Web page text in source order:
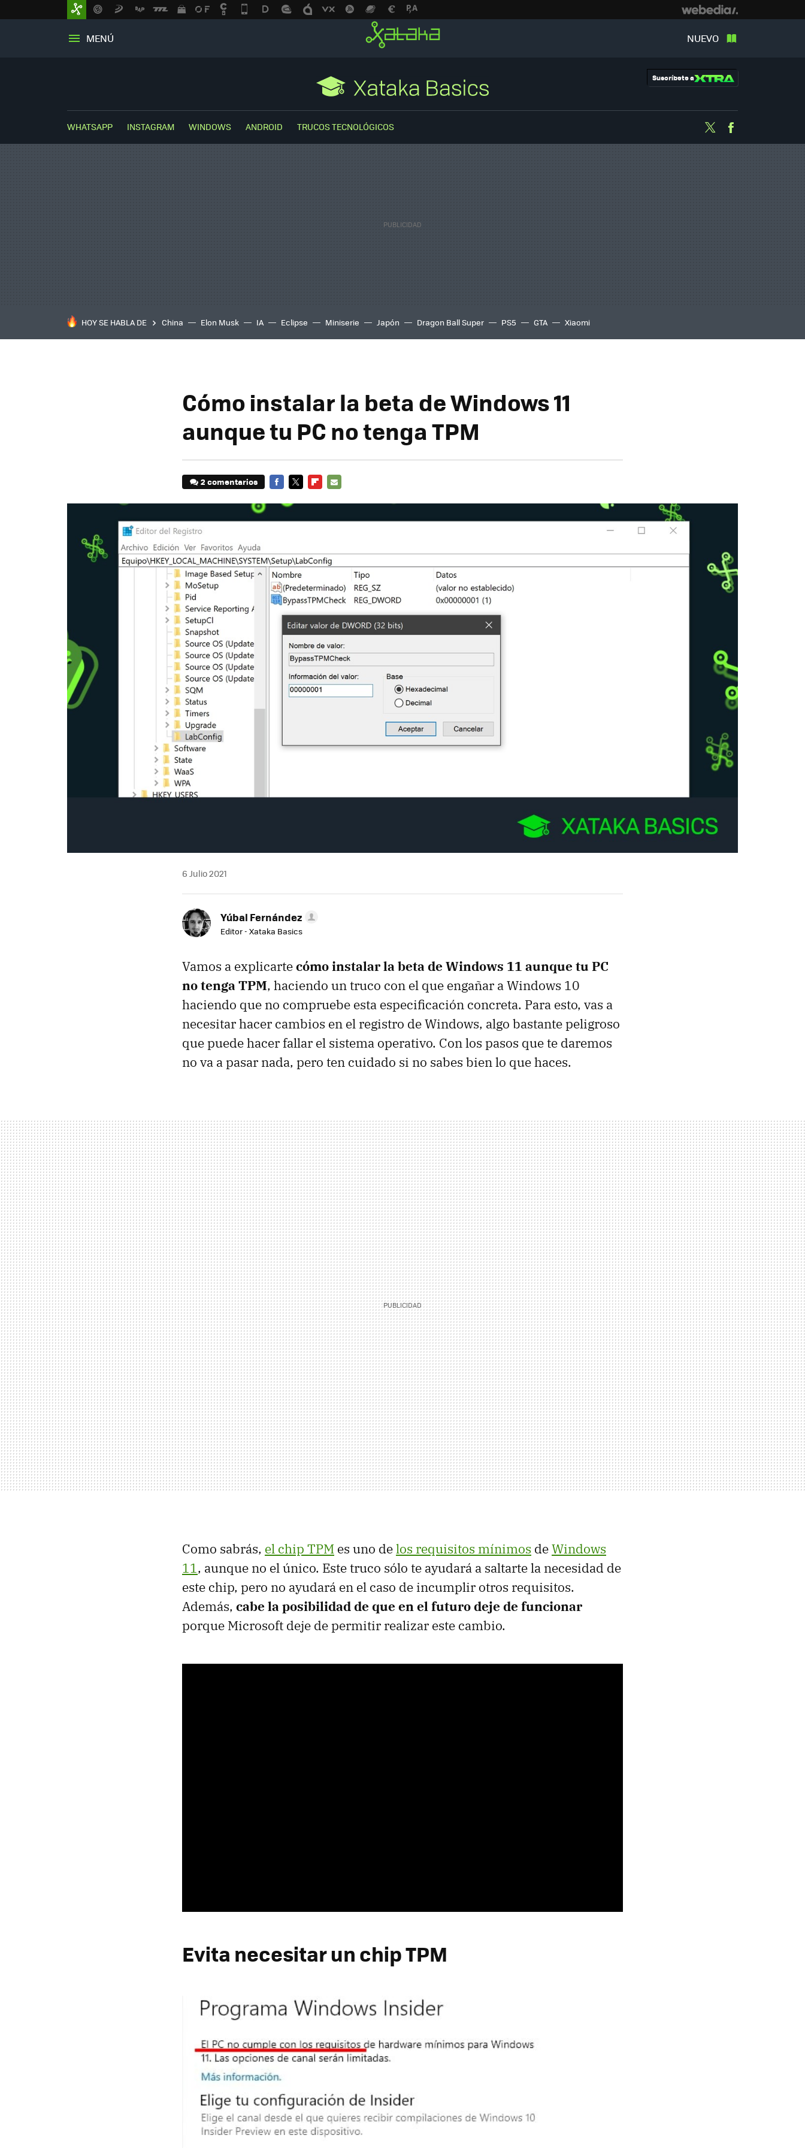
MENÚ NUEVO
Suscríbete a
WHATSAPP INSTAGRAM WINDOWS ANDROID TRUCOS TECNOLÓGICOS Twitter
HOY SE HABLA DE China Elon Musk IA Eclipse Miniserie Japón Dragon Ball Super PS5 GTA Xiaomi
Cómo instalar la beta de Windows 11
aunque tu PC no tenga TPM
2 comentarios
6 Julio 2021
Yúbal Fernández
Editor - Xataka Basics
Vamos a explicartecómo instalar la beta de Windows 11 aunque tu PC
no tenga TPM, haciendo un truco con el que engañar a Windows 10
haciendo que no compruebe esta especificación concreta. Para esto, vas a
necesitar hacer cambios en el registro de Windows, algo bastante peligroso
que puede hacer fallar el sistema operativo. Con los pasos que te daremos
no va a pasar nada, pero ten cuidado si no sabes bien lo que haces.
Como sabrás, el chip TPM es uno delos requisitos mínimos deWindows
11, aunque no el único. Este truco sólo te ayudará a saltarte la necesidad de
este chip, pero no ayudará en el caso de incumplir otros requisitos.
Además, cabe la posibilidad de que en el futuro deje de funcionar
porque Microsoft deje de permitir realizar este cambio.
Evita necesitar un chip TPM